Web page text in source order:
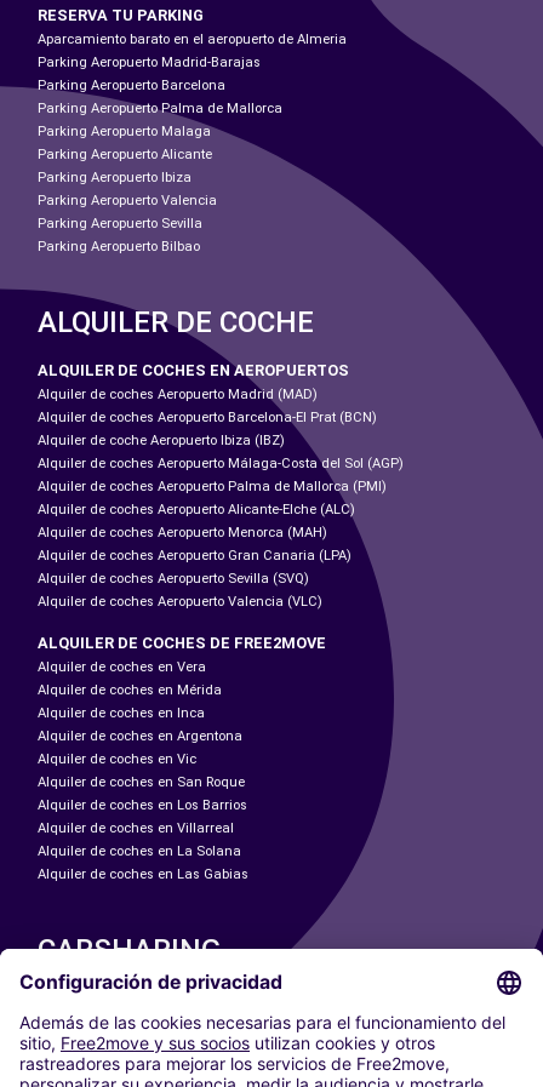
RESERVA TU PARKING
Aparcamiento barato en el aeropuerto de Almeria
Parking Aeropuerto Madrid-Barajas
Parking Aeropuerto Barcelona
Parking Aeropuerto Palma de Mallorca
Parking Aeropuerto Malaga
Parking Aeropuerto Alicante
Parking Aeropuerto Ibiza
Parking Aeropuerto Valencia
Parking Aeropuerto Sevilla
Parking Aeropuerto Bilbao
ALQUILER DE COCHE
ALQUILER DE COCHES EN AEROPUERTOS
Alquiler de coches Aeropuerto Madrid (MAD)
Alquiler de coches Aeropuerto Barcelona-El Prat (BCN)
Alquiler de coche Aeropuerto Ibiza (IBZ)
Alquiler de coches Aeropuerto Málaga-Costa del Sol (AGP)
Alquiler de coches Aeropuerto Palma de Mallorca (PMI)
Alquiler de coches Aeropuerto Alicante-Elche (ALC)
Alquiler de coches Aeropuerto Menorca (MAH)
Alquiler de coches Aeropuerto Gran Canaria (LPA)
Alquiler de coches Aeropuerto Sevilla (SVQ)
Alquiler de coches Aeropuerto Valencia (VLC)
ALQUILER DE COCHES DE FREE2MOVE
Alquiler de coches en Vera
Alquiler de coches en Mérida
Alquiler de coches en Inca
Alquiler de coches en Argentona
Alquiler de coches en Vic
Alquiler de coches en San Roque
Alquiler de coches en Los Barrios
Alquiler de coches en Villarreal
Alquiler de coches en La Solana
Alquiler de coches en Las Gabias
CARSHARING
NUESTRAS CIUDADES
Paris
Madrid
Washington DC